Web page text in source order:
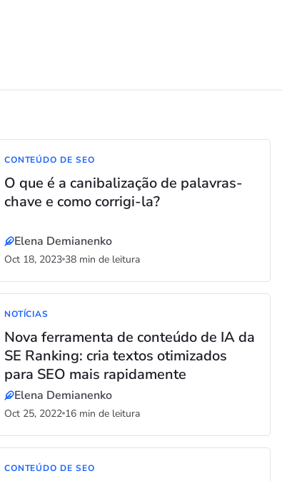
CONTEÚDO DE SEO
O que é a canibalização de palavras-
chave e como corrigi-la?
Elena Demianenko
Oct 18, 2023 38 min de leitura
NOTÍCIAS
Nova ferramenta de conteúdo de IA da
SE Ranking: cria textos otimizados
para SEO mais rapidamente
Elena Demianenko
Oct 25, 2022 16 min de leitura
CONTEÚDO DE SEO